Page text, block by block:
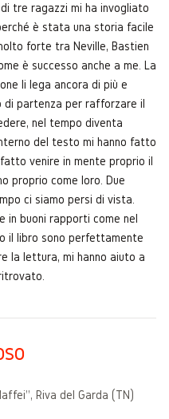
tre ragazzi mi ha invogliato
è stata una storia facile
forte tra Neville, Bastien
è successo anche a me. La
li lega ancora di più e
di partenza per rafforzare il
nel tempo diventa
del testo mi hanno fatto
venire in mente proprio il
proprio come loro. Due
ci siamo persi di vista.
in buoni rapporti come nel
il libro sono perfettamente
la lettura, mi hanno aiuto a
Riva del Garda (TN)